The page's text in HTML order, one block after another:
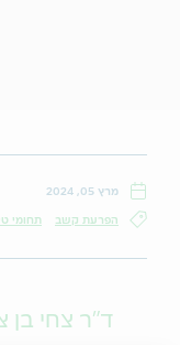
מרץ 05, 2024
הפרעת קשב תחומי
ד"ר צחי בן